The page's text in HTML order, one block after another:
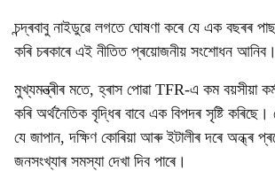
চন্দ্ৰবাবু নাইডুৱে লগতে ঘোষণা কৰে যে এক বছৰৰ
কৰি চৰকাৰে এই নীতিত প্ৰয়োজনীয় সংশোধন আনিব।
মুখ্যমন্ত্ৰীৰ মতে, হ্ৰাস পোৱা TFR-এ কম বয়সীয়া
কৰি অৰ্থনৈতিক বৃদ্ধিৰ বাবে এক বিপদৰ সৃষ্টি
যে জাপান, দক্ষিণ কোৰিয়া আৰু ইটালীৰ দৰে অন্ধ্ৰ
জনসংখ্যাৰ সমস্যা দেখা দিব পাৰে।